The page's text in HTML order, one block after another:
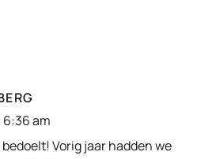
6:36 am
Vorig jaar hadden we